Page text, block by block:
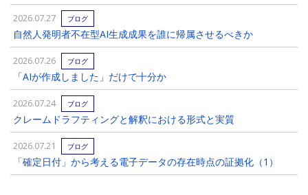
2026.07.27 ブログ
自然人発明者不在型AI生成成果を誰に帰属させるべきか
2026.07.26 ブログ
「AIが作成しました」だけで十分か
2026.07.24 ブログ
クレームドラフティングと解釈における形式と実質
2026.07.21 ブログ
「確定日付」から考える電子データの存在時点の証拠化（1）